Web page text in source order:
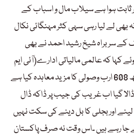
ثابت ہوا ہے سیلاب مال و اسباب کے
بھی لے لیا رہی سہی کثر مہنگائی نکال
سربراہ شیخ رشید احمد نے بھی
کہا کہ عالمی مالیاتی ادارے(آئی ایم
ایف)نے حکومت کے ساتھ 608 ارب وصولی کا مزید معاہدہ کیا ہے
گیا اب غریب کی جیب پر ڈاکہ ڈال
اور بجلی کا بل دینے کی سکت نہیں
جا رہے ہیں ۔اس وقت نہ صرف پاکستان